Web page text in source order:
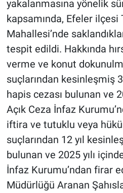
yakalanmasına yönelik
kapsamında, Efeler ilçesi
Mahallesi’nde
tespit edildi. Hakkında
verme ve konut
suçlarından kesinleşmiş
hapis cezası bulunan ve
Açık Ceza İnfaz
iftira ve tutuklu veya
suçlarından 12 yıl
bulunan ve 2025 yılı
İnfaz Kurumu’ndan firar
Müdürlüğü Aranan